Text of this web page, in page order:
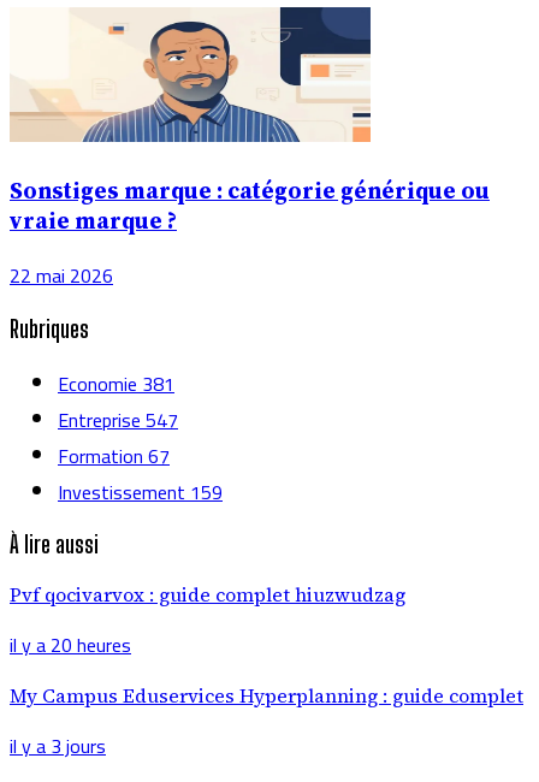
Sonstiges marque : catégorie générique ou
vraie marque ?
22 mai 2026
Rubriques
Economie381
Entreprise547
Formation67
Investissement159
À lire aussi
Pvf qocivarvox : guide complet hiuzwudzag
il y a 20 heures
My Campus Eduservices Hyperplanning : guide complet
il y a 3 jours